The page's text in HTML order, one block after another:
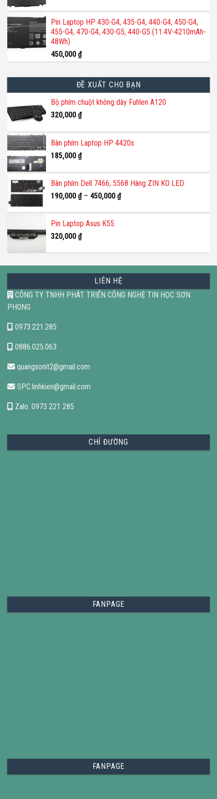
Pin Laptop HP 430-G4, 435-G4, 440-G4, 450-G4,
455-G4, 470-G4, 430-G5, 440-G5 (11.4V-4210mAh-
48Wh)
450,000 ₫
ĐỀ XUẤT CHO BẠN
Bộ phím chuột không dây Fuhlen A120
320,000 ₫
Bàn phím Laptop HP 4420s
185,000 ₫
Bàn phím Dell 7466, 5568 Hàng ZIN KO LED
190,000 ₫– 450,000 ₫
Pin Laptop Asus K55
320,000 ₫
LIÊN HỆ
CÔNG TY TNHH PHÁT TRIỂN CÔNG NGHỆ TIN HỌC SƠN
PHONG
0973.221.285
0886.025.063
quangsonit2@gmail.com
SPC.linhkien@gmail.com
Zalo: 0973 221 285
CHỈ ĐƯỜNG
FANPAGE
FANPAGE